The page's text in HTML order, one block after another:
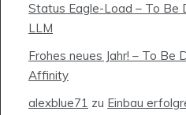
Status Eagle-Load – To Be
LLM
Frohes neues Jahr! – To Be
Affinity
alexblue71 zu Einbau